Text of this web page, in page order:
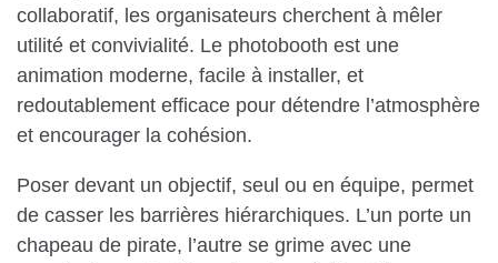
collaboratif, les organisateurs cherchent à mêler
utilité et convivialité. Le photobooth est une
animation moderne, facile à installer, et
redoutablement efficace pour détendre l’atmosphère
et encourager la cohésion.
Poser devant un objectif, seul ou en équipe, permet
de casser les barrières hiérarchiques. L’un porte un
chapeau de pirate, l’autre se grime avec une